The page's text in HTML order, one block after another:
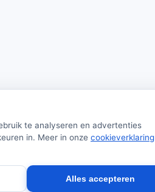
te analyseren en advertenties
in. Meer in onze cookieverklaring
Alles accepteren